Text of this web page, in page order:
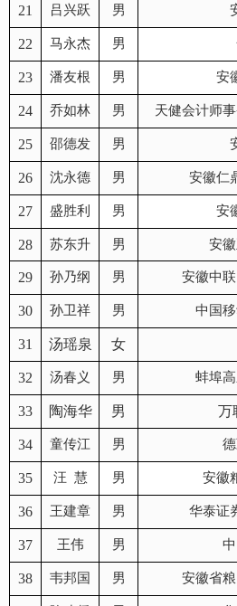
21 吕兴跃 男
22 马永杰 男
23 潘友根 男 安
24 乔如林 男 天健会计师
25 邵德发 男
26 沈永德 男 安徽仁
27 盛胜利 男 安
28 苏东升 男 安
29 孙乃纲 男 安徽中
30 孙卫祥 男 中国
31 汤瑶泉 女
32 汤春义 男 蚌埠
33 陶海华 男 万
34 童传江 男
35 汪 慧 男 安徽
36 王建章 男 华泰证
37 王伟 男
38 韦邦国 男 安徽省